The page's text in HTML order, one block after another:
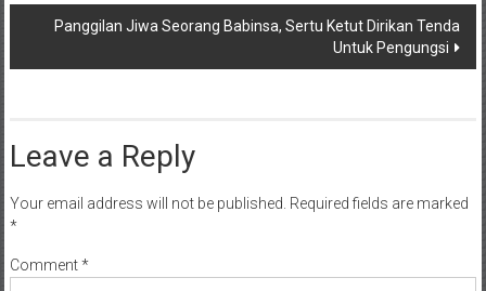
Panggilan Jiwa Seorang Babinsa, Sertu Ketut Dirikan Tenda
Untuk Pengungsi
Leave a Reply
Your email address will not be published. Required fields are marked
*
Comment*